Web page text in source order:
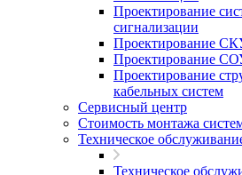
Проектирование
сигнализации
Проектирование
Проектирование
Проектирование
кабельных систем
Сервисный центр
Стоимость монтажа
Техническое
Техническое